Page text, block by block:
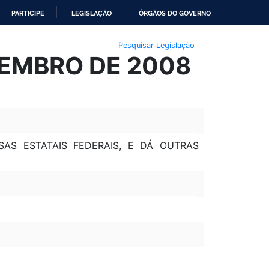
PARTICIPE LEGISLAÇÃO ÓRGÃOS DO GOVERNO
Pesquisar Legislação
DE 2008
ESTATAIS FEDERAIS, E DÁ OUTRAS